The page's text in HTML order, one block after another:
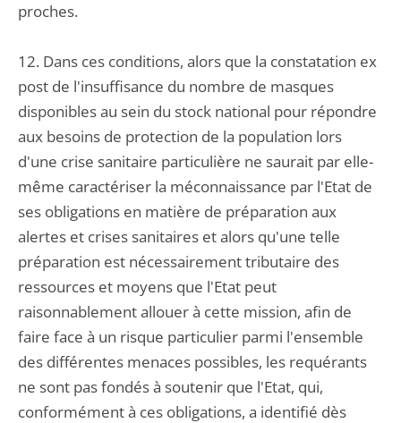
proches.
12. Dans ces conditions, alors que la constatation ex
post de l'insuffisance du nombre de masques
disponibles au sein du stock national pour répondre
aux besoins de protection de la population lors
d'une crise sanitaire particulière ne saurait par elle-
même caractériser la méconnaissance par l'Etat de
ses obligations en matière de préparation aux
alertes et crises sanitaires et alors qu'une telle
préparation est nécessairement tributaire des
ressources et moyens que l'Etat peut
raisonnablement allouer à cette mission, afin de
faire face à un risque particulier parmi l'ensemble
des différentes menaces possibles, les requérants
ne sont pas fondés à soutenir que l'Etat, qui,
conformément à ces obligations, a identifié dès